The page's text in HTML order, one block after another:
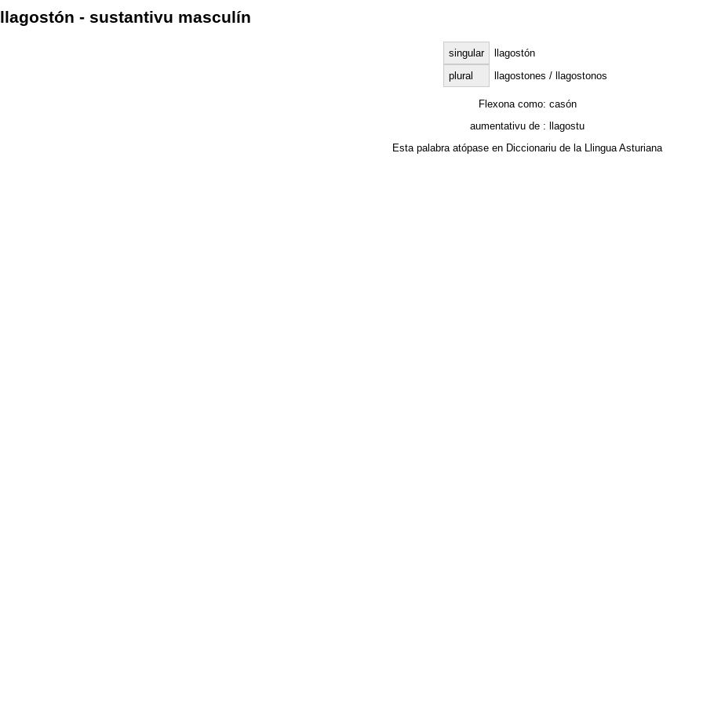
llagostón - sustantivu masculín
singular
llagostón
plural
llagostones / llagostonos
Flexona como: casón
aumentativu de :
llagostu
Esta palabra atópase en Diccionariu de la Llingua Asturiana